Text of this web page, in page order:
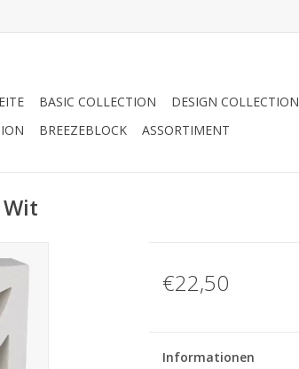
BASIC COLLECTION DESIGN COLLECTION
BREEZEBLOCK ASSORTIMENT
€22,50
Informationen